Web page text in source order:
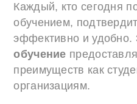
Каждый, кто сегодня
обучением,
эффективно и удобно.
обучение
преимуществ как
организациям.